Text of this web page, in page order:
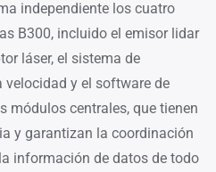
independiente los cuatro
B300, incluido el emisor lidar
láser, el sistema de
y el software de
módulos centrales, que tienen
y garantizan la coordinación
información de datos de todo